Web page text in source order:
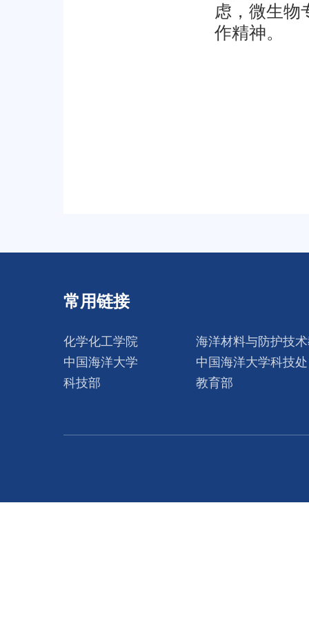
虑，微生物
作精神。
常用链接
化学化工学院
海洋材料与防护技
中国海洋大学
中国海洋大学科技处
科技部
教育部